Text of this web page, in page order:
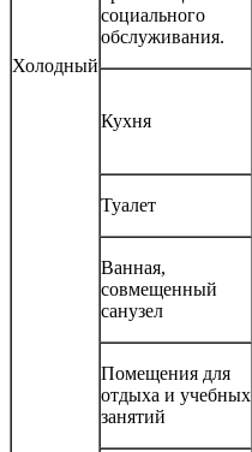
Холодный
социального
обслуживания.
Кухня
Туалет
Ванная,
совмещенный
санузел
Помещения для
отдыха и учебных
занятий